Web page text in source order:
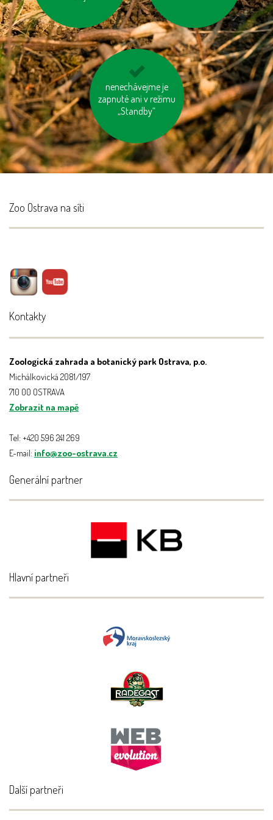
nenechávejme je
zapnuté ani v režimu
„Standby“
zastavujme vodu při
čištění zubů a holení
Zoo Ostrava na síti
Kontakty
Zoologická zahrada a botanický park Ostrava, p.o.
Michálkovická 2081/197
710 00 OSTRAVA
Zobrazit na mapě
Tel: +420 596 241 269
E-mail: info@zoo-ostrava.cz
Generální partner
Hlavní partneři
Další partneři